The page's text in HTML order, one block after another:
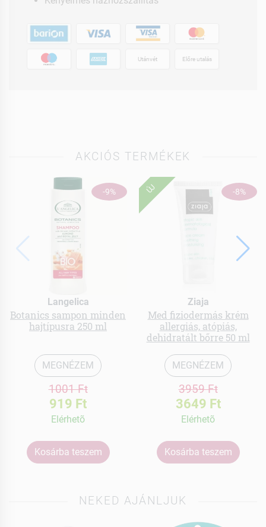
Utánvét Előre utalás
AKCIÓS TERMÉKEK
-9%
Langelica
Botanics sampon minden
hajtípusra 250 ml
MEGNÉZEM
1001 Ft
919 Ft
Elérhetõ
Kosárba teszem
-8%
ÚJ
Ziaja
Med fiziodermás krém
allergiás, atópiás,
dehidratált bőrre 50 ml
MEGNÉZEM
3959 Ft
3649 Ft
Elérhetõ
Kosárba teszem
NEKED AJÁNLJUK